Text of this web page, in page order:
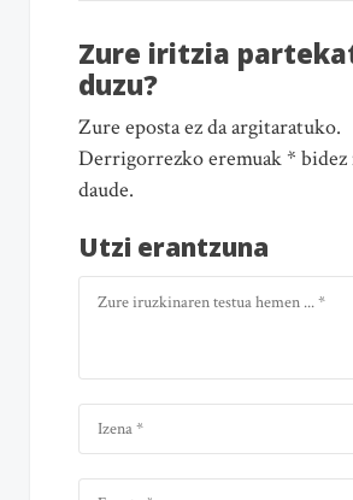
Zure iritzia
duzu?
Zure eposta ez da argitaratuko.
Derrigorrezko eremuak * bidez
daude.
Utzi erantzuna